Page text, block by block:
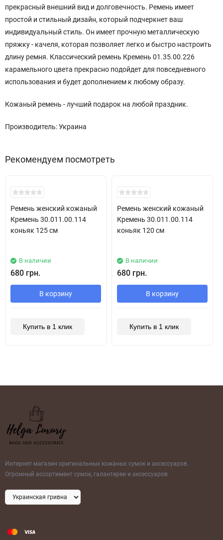
прекрасный внешний вид и долговечность. Ремень имеет
простой и стильный дизайн, который подчеркнет ваш
индивидуальный стиль. Он имеет прочную металлическую
пряжку - качеля, которая позволяет легко и быстро настроить
длину ремня. Классический ремень Кремень 01.35.00.226
карамельного цвета прекрасно подойдет для повседневного
использования и будет дополнением к любому образу.
Кожаный ремень - лучший подарок на любой праздник.
Производитель: Украина
Рекомендуем посмотреть
New!
Ремень женский кожаный
Кремень 30.011.00.114
коньяк 125 см
В наличии
680 грн.
В корзину
Купить в 1 клик
New!
Ремень женский кожаный
Кремень 30.011.00.114
коньяк 120 см
В наличии
680 грн.
В корзину
Купить в 1 клик
Интернет магазин оригинальных кожаных сумок и аксессуаров.
Огромный ассортимент сумок, галантереи и аксессуаров